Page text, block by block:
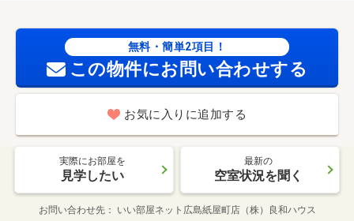
無料・簡単2項目！
この物件にお問い合わせする
お気に入りに追加する
実際にお部屋を
見学したい
最新の
空室状況を聞く
お問い合わせ先 いい部屋ネット広島紙屋町店（株）良和ハウス